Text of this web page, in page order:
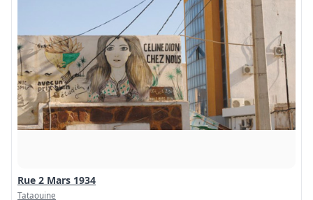
Rue 2 Mars 1934
Tataouine